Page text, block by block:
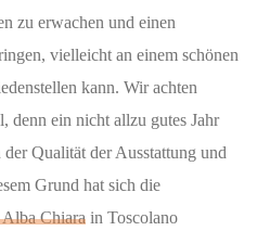
zu erwachen und einen
vielleicht an einem schönen
kann. Wir achten
denn ein nicht allzu gutes Jahr
Qualität der Ausstattung und
Grund hat sich die
Alba Chiara in Toscolano